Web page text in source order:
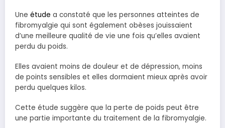
Une étude a constaté que les personnes atteintes de
fibromyalgie qui sont également obèses jouissaient
d’une meilleure qualité de vie une fois qu’elles avaient
perdu du poids.
Elles avaient moins de douleur et de dépression, moins
de points sensibles et elles dormaient mieux après avoir
perdu quelques kilos.
Cette étude suggère que la perte de poids peut être
une partie importante du traitement de la fibromyalgie.